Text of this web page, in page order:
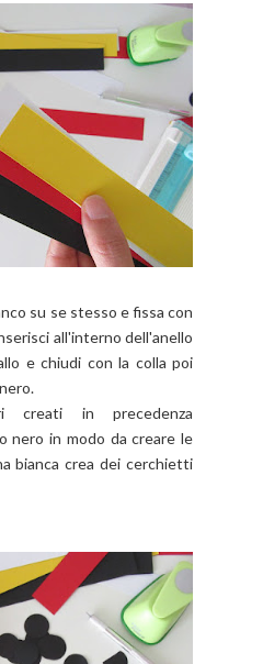
su se stesso e fissa con
all'interno dell'anello
e chiudi con la colla poi
creati in precedenza
nero in modo da creare le
bianca crea dei cerchietti